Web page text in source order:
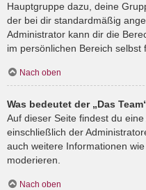
Hauptgruppe dazu, deine
der bei dir standardmäßig
Administrator kann dir die
im persönlichen Bereich selbst
Nach oben
Was bedeutet der „Das
Auf dieser Seite findest du
einschließlich der
auch weitere Informationen
moderieren.
Nach oben